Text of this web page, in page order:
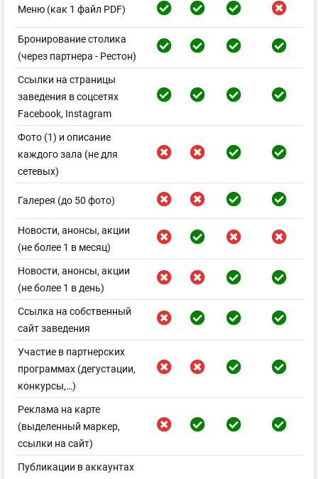
Меню (как 1 файл PDF)
Бронирование столика
(через партнера - Рестон)
Ссылки на страницы
заведения в соцсетях
Facebook, Instagram
Фото (1) и описание
каждого зала (не для
сетевых)
Галерея (до 50 фото)
Новости, анонсы, акции
(не более 1 в месяц)
Новости, анонсы, акции
(не более 1 в день)
Ссылка на собственный
сайт заведения
Участие в партнерских
программах (дегустации,
конкурсы,…)
Реклама на карте
(выделенный маркер,
ссылки на сайт)
Публикации в аккаунтах